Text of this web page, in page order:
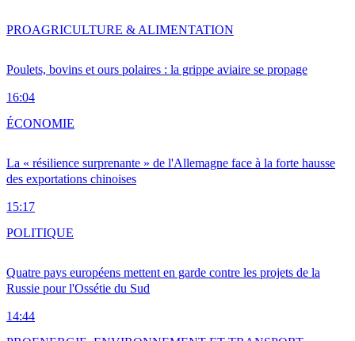
Poulets, bovins et ours polaires : la grippe aviaire se propage
16:04
PROAGRICULTURE & ALIMENTATION
La « résilience surprenante » de l'Allemagne face à la forte hausse
des exportations chinoises
15:17
ÉCONOMIE
Quatre pays européens mettent en garde contre les projets de la
Russie pour l'Ossétie du Sud
14:44
POLITIQUE